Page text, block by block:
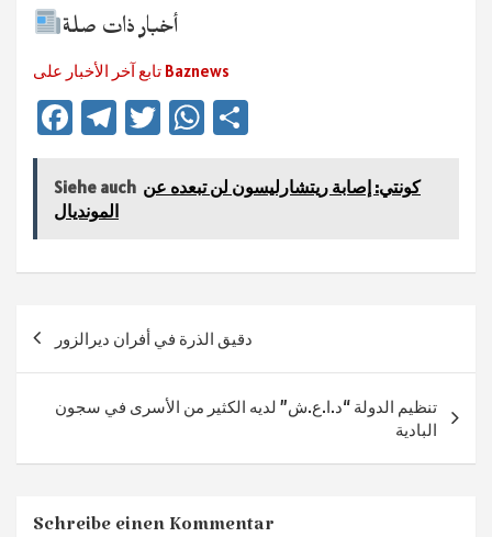
أخبار ذات صلة
تابع آخر الأخبار على Baznews
Fa
b
o
Te
gr
a
T
tt
W
at n
Siehe auch كونتي: إصابة ريتشارليسون لن تبعده عن
المونديال
دقيق الذرة في أفران ديرالزور
تنظيم الدولة “د.ا.ع.ش” لديه الكثير من الأسرى في سجون
البادية
Schreibe einen Kommentar